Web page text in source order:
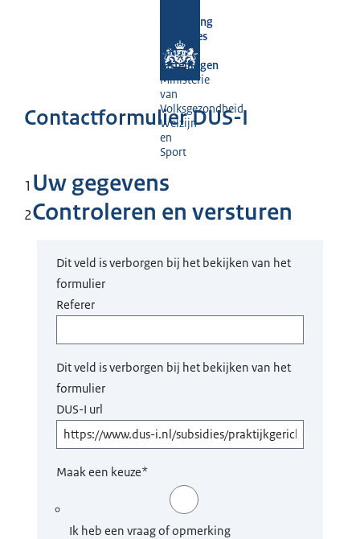
Uitvoering
Subsidies
aan
Instellingen
Ministerie
van
Volksgezondheid,
Welzijn
en
Sport
Contactformulier DUS-I
1 Uw gegevens
2Controleren en versturen
Dit veld is verborgen bij het bekijken van het
formulier
Referer
Dit veld is verborgen bij het bekijken van het
formulier
DUS-I url
Maak een keuze*
Ik heb een vraag of opmerking